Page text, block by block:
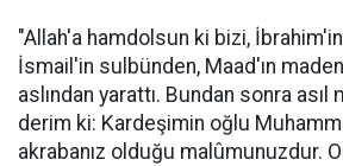
"Allah'a hamdolsun ki bizi,
İsmail'in sulbünden, Maad'ın
aslından yarattı. Bundan sonra
derim ki: Kardeşimin oğlu
akrabanız olduğu malûmunuzdur.